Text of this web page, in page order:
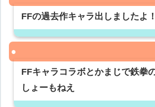
FFの過去作キャラ出しましたよ！
FFキャラコラボとかまじで鉄拳
しょーもねえ